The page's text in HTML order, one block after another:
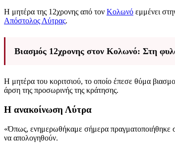
Η μητέρα της 12χρονης από τον Κολωνό εμμένει
Απόστολος Λύτρας.
Βιασμός 12χρονης στον Κολωνό: Στη
Η μητέρα του κοριτσιού, το οποίο έπεσε θύμα
άρση της προσωρινής της κράτησης.
Η ανακοίνωση Λύτρα
«Όπως, ενημερωθήκαμε σήμερα πραγματοποιήθηκε
να απολογηθούν.